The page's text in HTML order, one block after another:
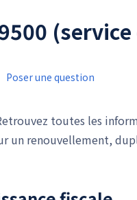
Poser une question
toutes les
un renouvellement,